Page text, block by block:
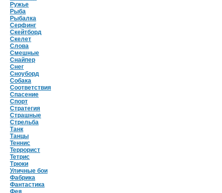
Ружье
Рыба
Рыбалка
Серфинг
Скейтборд
Скелет
Слова
Смешные
Снайпер
Снег
Сноуборд
Собака
Соответствия
Спасение
Спорт
Стратегия
Страшные
Стрельба
Танк
Танцы
Теннис
Террорист
Тетрис
Трюки
Уличные бои
Фабрика
Фантастика
Фея